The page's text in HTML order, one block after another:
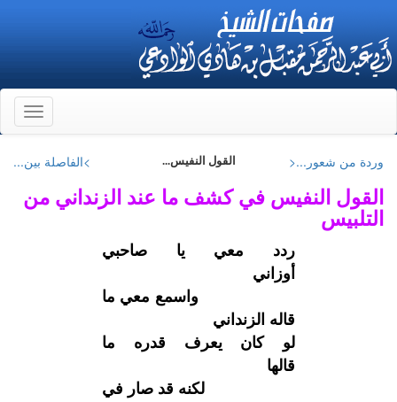
وردة من شعور...<
القول النفيس... >الفاصلة بين...
القول النفيس في كشف ما عند الزنداني من
التلبيس
ردد معي يا صاحبي
أوزاني
واسمع معي ما
قاله الزنداني
لو كان يعرف قدره ما
قالها
لكنه قد صار في